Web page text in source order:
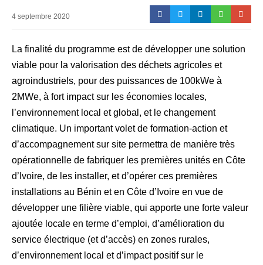
4 septembre 2020
La finalité du programme est de développer une solution
viable pour la valorisation des déchets agricoles et
agroindustriels, pour des puissances de 100kWe à
2MWe, à fort impact sur les économies locales,
l’environnement local et global, et le changement
climatique. Un important volet de formation-action et
d’accompagnement sur site permettra de manière très
opérationnelle de fabriquer les premières unités en Côte
d’Ivoire, de les installer, et d’opérer ces premières
installations au Bénin et en Côte d’Ivoire en vue de
développer une filière viable, qui apporte une forte valeur
ajoutée locale en terme d’emploi, d’amélioration du
service électrique (et d’accès) en zones rurales,
d’environnement local et d’impact positif sur le